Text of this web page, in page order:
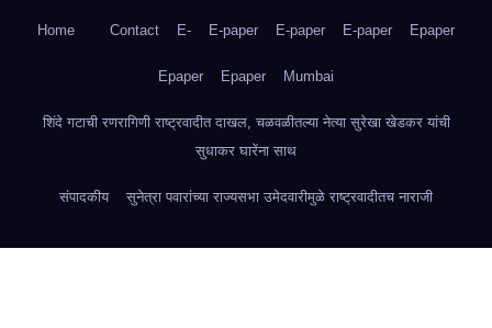
Home Contact E- E-paper E-paper E-paper Epaper
Epaper Epaper Mumbai
शिंदे गटाची रणरागिणी राष्ट्रवादीत दाखल, चळवळीतल्या नेत्या सुरेखा खेडकर यांची
सुधाकर घारेंना साथ
संपादकीय सुनेत्रा पवारांच्या राज्यसभा उमेदवारीमुळे राष्ट्रवादीतच नाराजी